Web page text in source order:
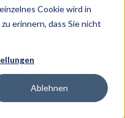
Cookie wird in
erinnern, dass Sie nicht
Ablehnen
Cloudlösung für
in Gastronomie und
verknüpfen
und Kassendaten und
– klar, strukturiert und
Entscheidungen
Gewinn steigern.